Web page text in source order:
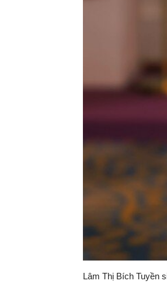
Lâm Thị Bích Tuyền